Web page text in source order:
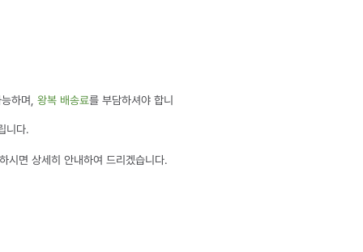
하며, 왕복 배송료를 부담하셔야 합니
니다.
시면 상세히 안내하여 드리겠습니다.